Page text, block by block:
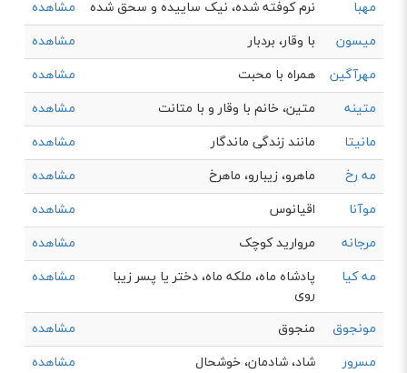
مهبا
نرم کوفته شده، نیک ساییده و سحق شده
مشاهده
میسون
با وقار، بردبار
مشاهده
مهرآگین
همراه با محبت
مشاهده
متینه
متین، خانم با وقار و با متانت
مشاهده
مانیتا
مانند زندگی ماندگار
مشاهده
مه رخ
ماهرو، زیبارو، ماهرخ
مشاهده
موآنا
اقیانوس
مشاهده
مرجانه
مروارید کوچک
مشاهده
مه کیا
پادشاه ماه، ملکه ماه، دختر یا پسر زیبا
روی
مشاهده
مونجوق منجوق
مشاهده
مسرور
شاد، شادمان، خوشحال
مشاهده